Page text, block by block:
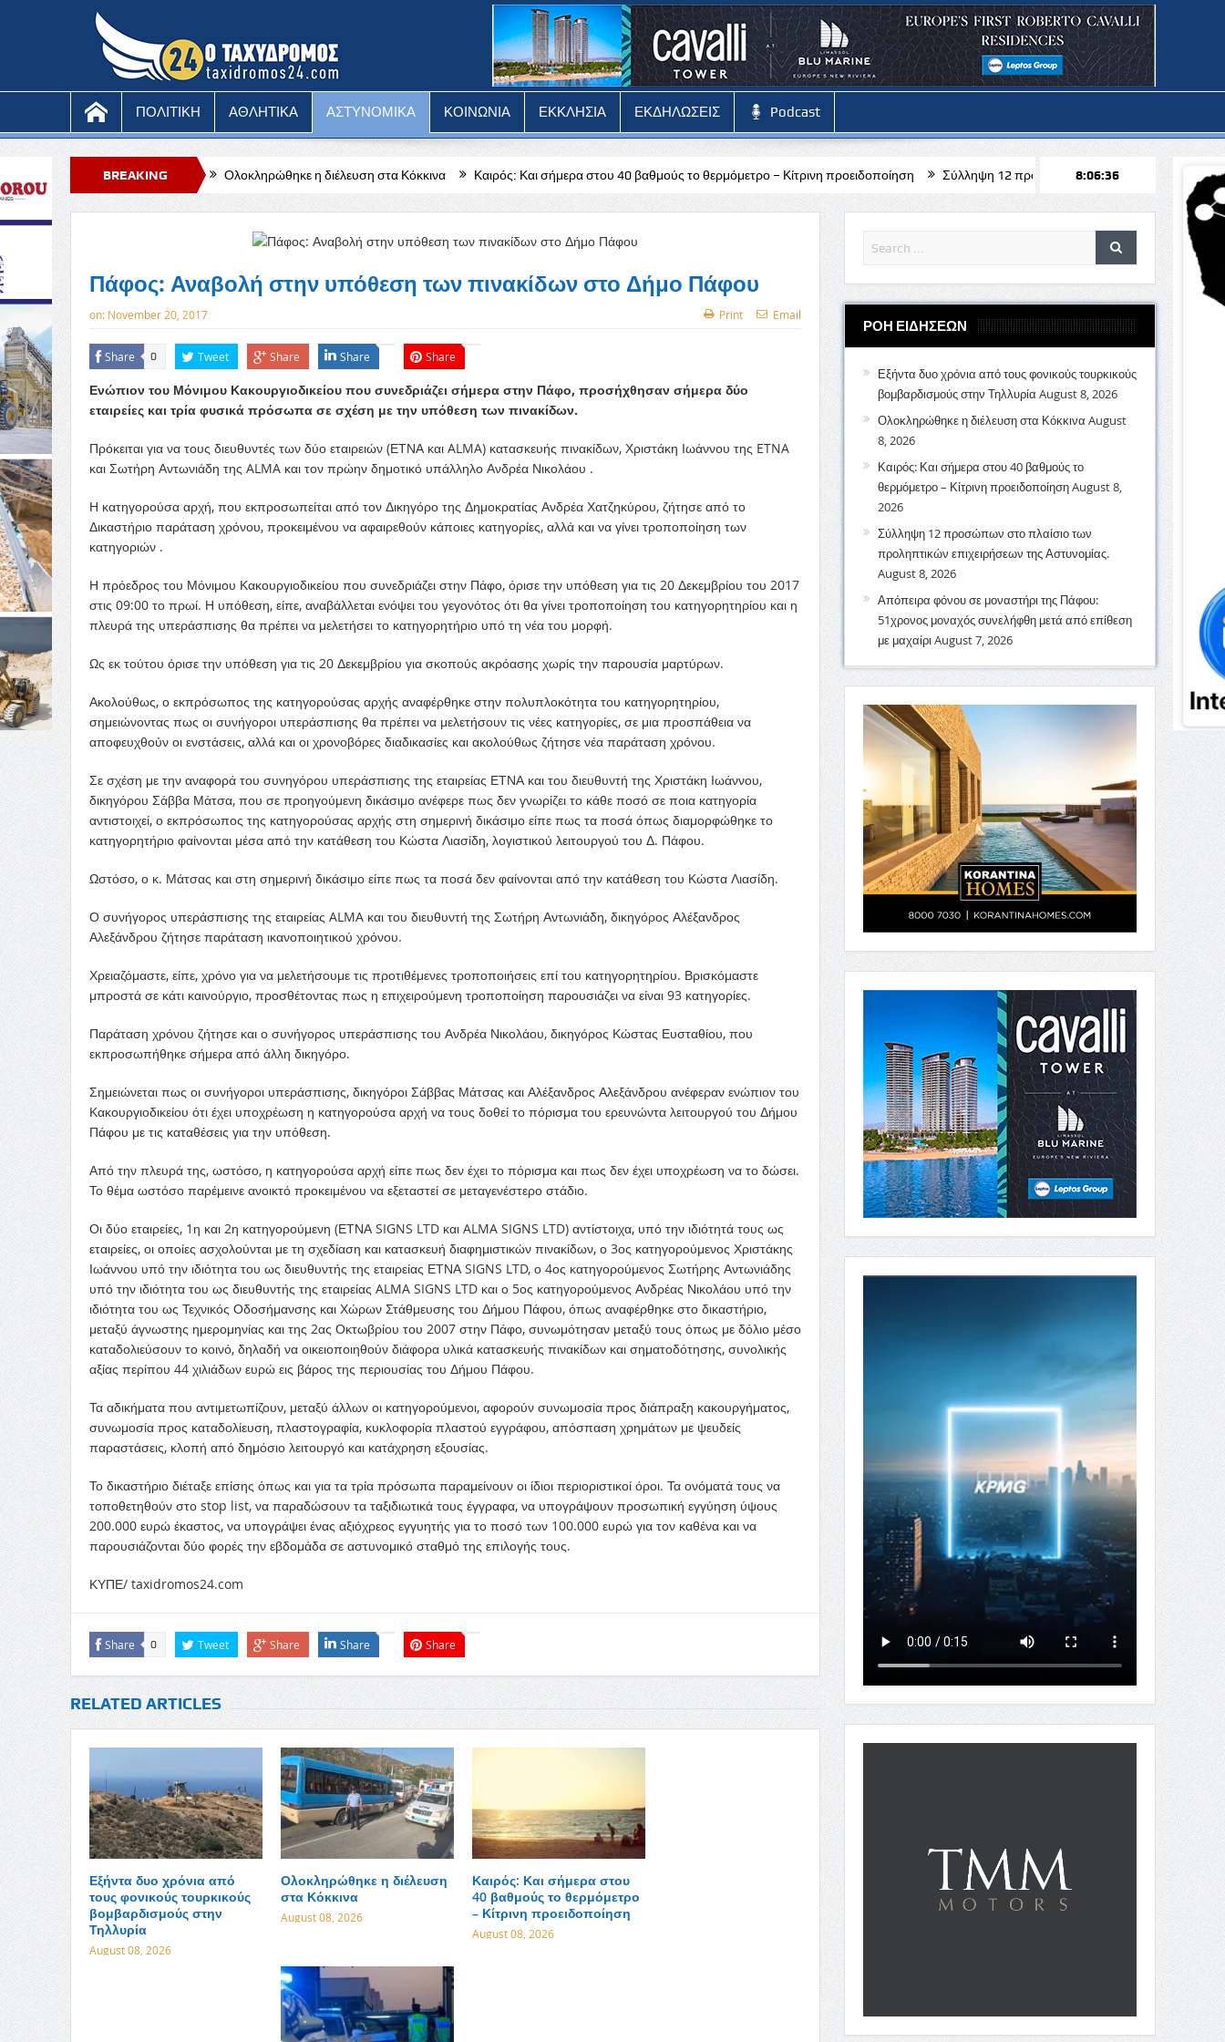
ΠΟΛΙΤΙΚΗ ΑΘΛΗΤΙΚΑ ΑΣΤΥΝΟΜΙΚΑ ΚΟΙΝΩΝΙΑ ΕΚΚΛΗΣΙΑ ΕΚΔΗΛΩΣΕΙΣ Podcast
BREAKING
NEWS
Ολοκληρώθηκε η διέλευση στα Κόκκινα Καιρός: Και σήμερα στου 40 βαθμούς το θερμόμετρο – Κίτρινη προειδοποίηση Σύλληψη 12 προσώπων στο πλαίσιο των προληπτικών
8:06:37
Πάφος: Αναβολή στην υπόθεση των πινακίδων στο Δήμο Πάφου
on: November 20, 2017 Print Email
Share 0 Tweet Share Share Share
Ενώπιον του Μόνιμου Κακουργιοδικείου που συνεδριάζει σήμερα στην Πάφο, προσήχθησαν σήμερα δύο
εταιρείες και τρία φυσικά πρόσωπα σε σχέση με την υπόθεση των πινακίδων.
Πρόκειται για να τους διευθυντές των δύο εταιρειών (ΕΤΝΑ και ALMA) κατασκευής πινακίδων, Χριστάκη Ιωάννου της ETNA
και Σωτήρη Αντωνιάδη της ALMA και τον πρώην δημοτικό υπάλληλο Ανδρέα Νικολάου .
Η κατηγορούσα αρχή, που εκπροσωπείται από τον Δικηγόρο της Δημοκρατίας Ανδρέα Χατζηκύρου, ζήτησε από το
Δικαστήριο παράταση χρόνου, προκειμένου να αφαιρεθούν κάποιες κατηγορίες, αλλά και να γίνει τροποποίηση των
κατηγοριών .
Η πρόεδρος του Μόνιμου Κακουργιοδικείου που συνεδριάζει στην Πάφο, όρισε την υπόθεση για τις 20 Δεκεμβρίου του 2017
στις 09:00 το πρωί. Η υπόθεση, είπε, αναβάλλεται ενόψει του γεγονότος ότι θα γίνει τροποποίηση του κατηγορητηρίου και η
πλευρά της υπεράσπισης θα πρέπει να μελετήσει το κατηγορητήριο υπό τη νέα του μορφή.
Ως εκ τούτου όρισε την υπόθεση για τις 20 Δεκεμβρίου για σκοπούς ακρόασης χωρίς την παρουσία μαρτύρων.
Ακολούθως, ο εκπρόσωπος της κατηγορούσας αρχής αναφέρθηκε στην πολυπλοκότητα του κατηγορητηρίου,
σημειώνοντας πως οι συνήγοροι υπεράσπισης θα πρέπει να μελετήσουν τις νέες κατηγορίες, σε μια προσπάθεια να
αποφευχθούν οι ενστάσεις, αλλά και οι χρονοβόρες διαδικασίες και ακολούθως ζήτησε νέα παράταση χρόνου.
Σε σχέση με την αναφορά του συνηγόρου υπεράσπισης της εταιρείας ΕΤΝΑ και του διευθυντή της Χριστάκη Ιωάννου,
δικηγόρου Σάββα Μάτσα, που σε προηγούμενη δικάσιμο ανέφερε πως δεν γνωρίζει το κάθε ποσό σε ποια κατηγορία
αντιστοιχεί, ο εκπρόσωπος της κατηγορούσας αρχής στη σημερινή δικάσιμο είπε πως τα ποσά όπως διαμορφώθηκε το
κατηγορητήριο φαίνονται μέσα από την κατάθεση του Κώστα Λιασίδη, λογιστικού λειτουργού του Δ. Πάφου.
Ωστόσο, ο κ. Μάτσας και στη σημερινή δικάσιμο είπε πως τα ποσά δεν φαίνονται από την κατάθεση του Κώστα Λιασίδη.
Ο συνήγορος υπεράσπισης της εταιρείας ALMA και του διευθυντή της Σωτήρη Αντωνιάδη, δικηγόρος Αλέξανδρος
Αλεξάνδρου ζήτησε παράταση ικανοποιητικού χρόνου.
Χρειαζόμαστε, είπε, χρόνο για να μελετήσουμε τις προτιθέμενες τροποποιήσεις επί του κατηγορητηρίου. Βρισκόμαστε
μπροστά σε κάτι καινούργιο, προσθέτοντας πως η επιχειρούμενη τροποποίηση παρουσιάζει να είναι 93 κατηγορίες.
Παράταση χρόνου ζήτησε και ο συνήγορος υπεράσπισης του Ανδρέα Νικολάου, δικηγόρος Κώστας Ευσταθίου, που
εκπροσωπήθηκε σήμερα από άλλη δικηγόρο.
Σημειώνεται πως οι συνήγοροι υπεράσπισης, δικηγόροι Σάββας Μάτσας και Αλέξανδρος Αλεξάνδρου ανέφεραν ενώπιον του
Κακουργιοδικείου ότι έχει υποχρέωση η κατηγορούσα αρχή να τους δοθεί το πόρισμα του ερευνώντα λειτουργού του Δήμου
Πάφου με τις καταθέσεις για την υπόθεση.
Από την πλευρά της, ωστόσο, η κατηγορούσα αρχή είπε πως δεν έχει το πόρισμα και πως δεν έχει υποχρέωση να το δώσει.
Το θέμα ωστόσο παρέμεινε ανοικτό προκειμένου να εξεταστεί σε μεταγενέστερο στάδιο.
Οι δύο εταιρείες, 1η και 2η κατηγορούμενη (ΕΤΝΑ SIGNS LTD και ALMA SIGNS LTD) αντίστοιχα, υπό την ιδιότητά τους ως
εταιρείες, οι οποίες ασχολούνται με τη σχεδίαση και κατασκευή διαφημιστικών πινακίδων, ο 3ος κατηγορούμενος Χριστάκης
Ιωάννου υπό την ιδιότητα του ως διευθυντής της εταιρείας ΕΤΝΑ SIGNS LTD, ο 4ος κατηγορούμενος Σωτήρης Αντωνιάδης
υπό την ιδιότητα του ως διευθυντής της εταιρείας ALMA SIGNS LTD και ο 5ος κατηγορούμενος Ανδρέας Νικολάου υπό την
ιδιότητα του ως Τεχνικός Οδοσήμανσης και Χώρων Στάθμευσης του Δήμου Πάφου, όπως αναφέρθηκε στο δικαστήριο,
μεταξύ άγνωστης ημερομηνίας και της 2ας Οκτωβρίου του 2007 στην Πάφο, συνωμότησαν μεταξύ τους όπως με δόλιο μέσο
καταδολιεύσουν το κοινό, δηλαδή να οικειοποιηθούν διάφορα υλικά κατασκευής πινακίδων και σηματοδότησης, συνολικής
αξίας περίπου 44 χιλιάδων ευρώ εις βάρος της περιουσίας του Δήμου Πάφου.
Τα αδικήματα που αντιμετωπίζουν, μεταξύ άλλων οι κατηγορούμενοι, αφορούν συνωμοσία προς διάπραξη κακουργήματος,
συνωμοσία προς καταδολίευση, πλαστογραφία, κυκλοφορία πλαστού εγγράφου, απόσπαση χρημάτων με ψευδείς
παραστάσεις, κλοπή από δημόσιο λειτουργό και κατάχρηση εξουσίας.
Το δικαστήριο διέταξε επίσης όπως και για τα τρία πρόσωπα παραμείνουν οι ίδιοι περιοριστικοί όροι. Τα ονόματά τους να
τοποθετηθούν στο stop list, να παραδώσουν τα ταξιδιωτικά τους έγγραφα, να υπογράψουν προσωπική εγγύηση ύψους
200.000 ευρώ έκαστος, να υπογράψει ένας αξιόχρεος εγγυητής για το ποσό των 100.000 ευρώ για τον καθένα και να
παρουσιάζονται δύο φορές την εβδομάδα σε αστυνομικό σταθμό της επιλογής τους.
ΚΥΠΕ/ taxidromos24.com
Share 0 Tweet Share Share Share
RELATED ARTICLES
Εξήντα δυο χρόνια από
τους φονικούς τουρκικούς
βομβαρδισμούς στην
Τηλλυρία
August 08, 2026
Ολοκληρώθηκε η διέλευση
στα Κόκκινα
August 08, 2026
Καιρός: Και σήμερα στου
40 βαθμούς το θερμόμετρο
– Κίτρινη προειδοποίηση
August 08, 2026
ΡΟΗ ΕΙΔΗΣΕΩΝ
Εξήντα δυο χρόνια από τους φονικούς τουρκικούς
βομβαρδισμούς στην Τηλλυρία August 8, 2026
Ολοκληρώθηκε η διέλευση στα Κόκκινα August
8, 2026
Καιρός: Και σήμερα στου 40 βαθμούς το
θερμόμετρο – Κίτρινη προειδοποίησηAugust 8,
2026
Σύλληψη 12 προσώπων στο πλαίσιο των
προληπτικών επιχειρήσεων της Αστυνομίας.
August 8, 2026
Απόπειρα φόνου σε μοναστήρι της Πάφου:
51χρονος μοναχός συνελήφθη μετά από επίθεση
με μαχαίριAugust 7, 2026